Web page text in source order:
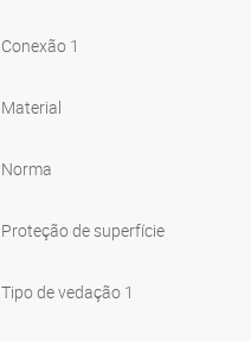
Conexão 1
Material
Norma
Proteção de superfície
Tipo de vedação 1